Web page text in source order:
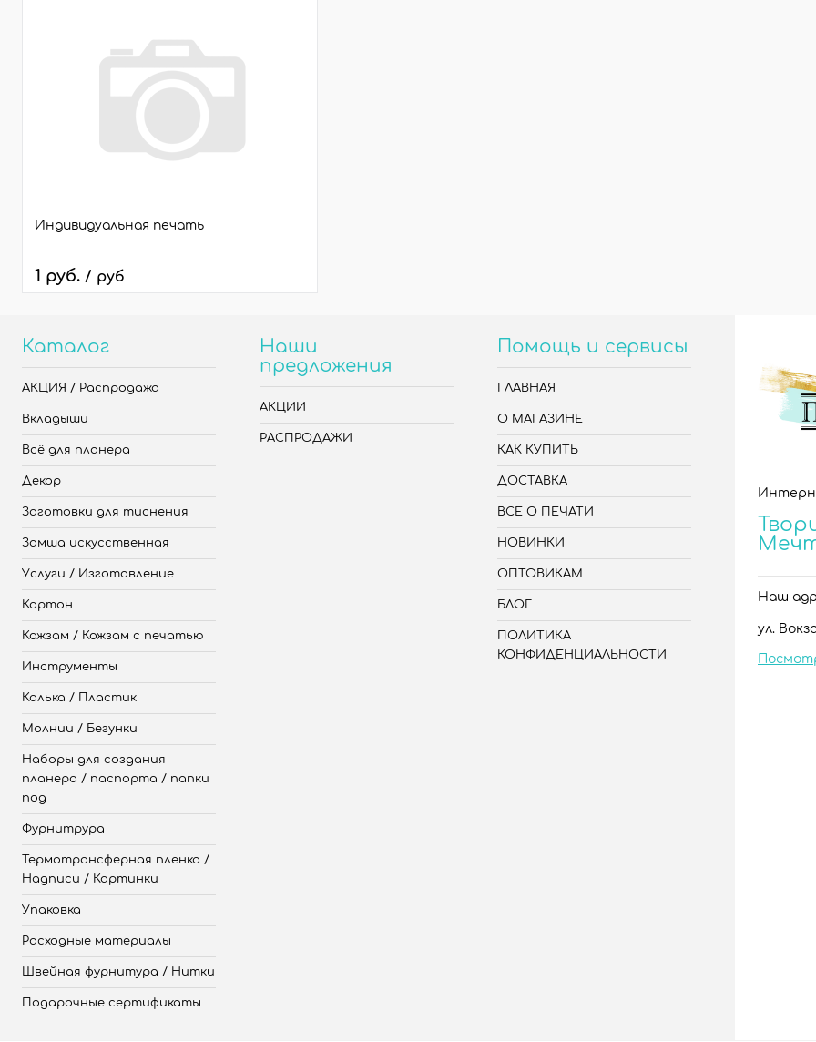
Индивидуальная печать
1 руб. / руб
Каталог
АКЦИЯ / Распродажа
Вкладыши
Всё для планера
Декор
Заготовки для тиснения
Замша искусственная
Услуги / Изготовление
Картон
Кожзам / Кожзам с печатью
Инструменты
Калька / Пластик
Молнии / Бегунки
Наборы для создания
планера / паспорта / папки
под
Фурнитрура
Термотрансферная пленка /
Надписи / Картинки
Упаковка
Расходные материалы
Швейная фурнитура / Нитки
Подарочные сертификаты
Наши
предложения
АКЦИИ
РАСПРОДАЖИ
Помощь и сервисы
ГЛАВНАЯ
О МАГАЗИНЕ
КАК КУПИТЬ
ДОСТАВКА
ВСЕ О ПЕЧАТИ
НОВИНКИ
ОПТОВИКАМ
БЛОГ
ПОЛИТИКА
КОНФИДЕНЦИАЛЬНОСТИ
Наш
ул.